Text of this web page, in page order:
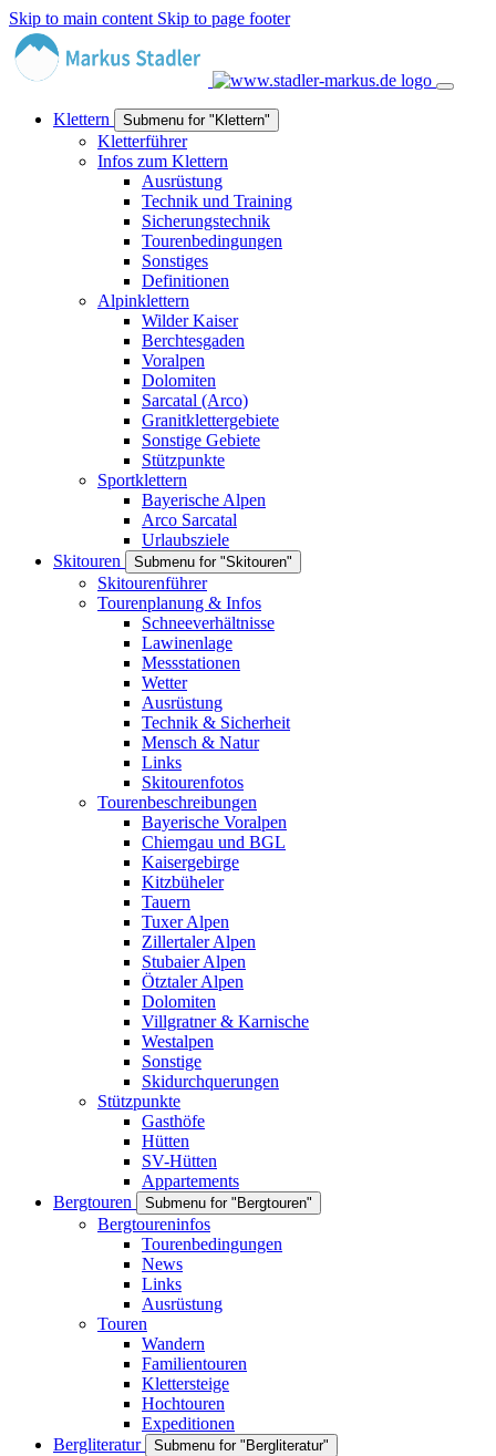
Skip to main content Skip to page footer
Klettern Submenu for "Klettern"
Kletterführer
Infos zum Klettern
Ausrüstung
Technik und Training
Sicherungstechnik
Tourenbedingungen
Sonstiges
Definitionen
Alpinklettern
Wilder Kaiser
Berchtesgaden
Voralpen
Dolomiten
Sarcatal (Arco)
Granitklettergebiete
Sonstige Gebiete
Stützpunkte
Sportklettern
Bayerische Alpen
Arco Sarcatal
Urlaubsziele
Skitouren
Submenu for "Skitouren"
Skitourenführer
Tourenplanung & Infos
Schneeverhältnisse
Lawinenlage
Messstationen
Wetter
Ausrüstung
Technik & Sicherheit
Mensch & Natur
Links
Skitourenfotos
Tourenbeschreibungen
Bayerische Voralpen
Chiemgau und BGL
Kaisergebirge
Kitzbüheler
Tauern
Tuxer Alpen
Zillertaler Alpen
Stubaier Alpen
Ötztaler Alpen
Dolomiten
Villgratner & Karnische
Westalpen
Sonstige
Skidurchquerungen
Stützpunkte
Gasthöfe
Hütten
SV-Hütten
Appartements
Bergtouren
Submenu for "Bergtouren"
Bergtoureninfos
Tourenbedingungen
News
Links
Ausrüstung
Touren
Wandern
Familientouren
Klettersteige
Hochtouren
Expeditionen
Bergliteratur
Submenu for "Bergliteratur"